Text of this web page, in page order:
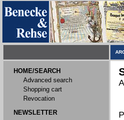
HOME/SEARCH
Advanced search
Shopping cart
Revocation
NEWSLETTER